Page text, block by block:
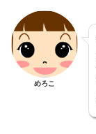
めろこ